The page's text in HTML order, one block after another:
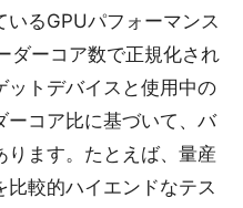
いるGPUパフォーマンス
ダーコア数で正規化され
ットデバイスと使用中の
ーコア比に基づいて、バ
ります。たとえば、量産
較的ハイエンドなテス